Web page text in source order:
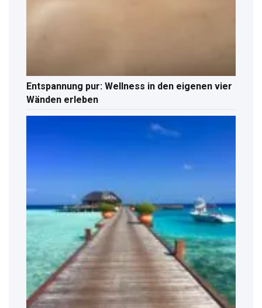
Entspannung pur: Wellness in den eigenen vier
Wänden erleben